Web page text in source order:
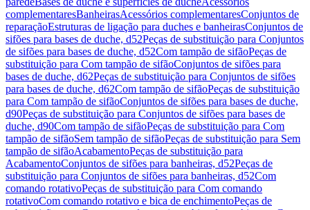
complementaresBanheirasAcessórios complementaresConjuntos de
reparaçãoEstruturas de ligação para duches e banheirasConjuntos de
sifões para bases de duche, d52Peças de substituição para Conjuntos
de sifões para bases de duche, d52Com tampão de sifãoPeças de
substituição para Com tampão de sifãoConjuntos de sifões para
bases de duche, d62Peças de substituição para Conjuntos de sifões
para bases de duche, d62Com tampão de sifãoPeças de substituição
para Com tampão de sifãoConjuntos de sifões para bases de duche,
d90Peças de substituição para Conjuntos de sifões para bases de
duche, d90Com tampão de sifãoPeças de substituição para Com
tampão de sifãoSem tampão de sifãoPeças de substituição para Sem
tampão de sifãoAcabamentoPeças de substituição para
AcabamentoConjuntos de sifões para banheiras, d52Peças de
substituição para Conjuntos de sifões para banheiras, d52Com
comando rotativoPeças de substituição para Com comando
rotativoCom comando rotativo e bica de enchimentoPeças de